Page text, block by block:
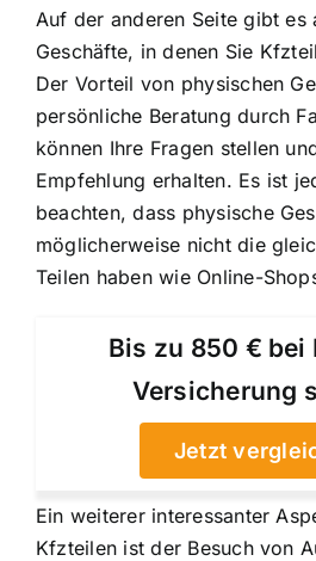
Auf der anderen Seite gibt es
Geschäfte, in denen Sie
Der Vorteil von physischen
persönliche Beratung durch
können Ihre Fragen stellen
Empfehlung erhalten. Es ist
beachten, dass physische
möglicherweise nicht die
Teilen haben wie Online-
Bis zu 850 € bei
Versicherung
Jetzt
Ein weiterer interessanter
Kfzteilen ist der Besuch von